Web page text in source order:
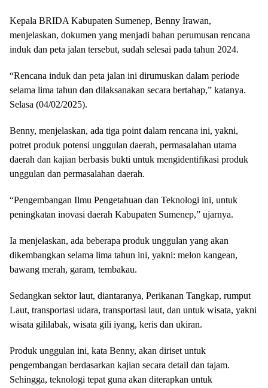
Kepala BRIDA Kabupaten Sumenep, Benny Irawan,
menjelaskan, dokumen yang menjadi bahan perumusan rencana
induk dan peta jalan tersebut, sudah selesai pada tahun 2024.
“Rencana induk dan peta jalan ini dirumuskan dalam periode
selama lima tahun dan dilaksanakan secara bertahap,” katanya.
Selasa (04/02/2025).
Benny, menjelaskan, ada tiga point dalam rencana ini, yakni,
potret produk potensi unggulan daerah, permasalahan utama
daerah dan kajian berbasis bukti untuk mengidentifikasi produk
unggulan dan permasalahan daerah.
“Pengembangan Ilmu Pengetahuan dan Teknologi ini, untuk
peningkatan inovasi daerah Kabupaten Sumenep,” ujarnya.
Ia menjelaskan, ada beberapa produk unggulan yang akan
dikembangkan selama lima tahun ini, yakni: melon kangean,
bawang merah, garam, tembakau.
Sedangkan sektor laut, diantaranya, Perikanan Tangkap, rumput
Laut, transportasi udara, transportasi laut, dan untuk wisata, yakni
wisata gililabak, wisata gili iyang, keris dan ukiran.
Produk unggulan ini, kata Benny, akan diriset untuk
pengembangan berdasarkan kajian secara detail dan tajam.
Sehingga, teknologi tepat guna akan diterapkan untuk